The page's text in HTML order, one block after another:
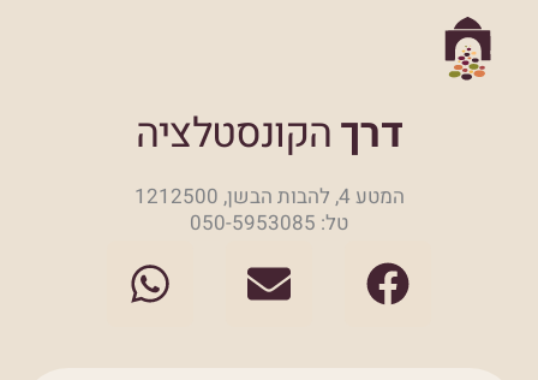
דרךהקונסטלציה
המטע 4, להבות הבשן, 1212500
טל: 050-5953085
F
a
E
n
W
h